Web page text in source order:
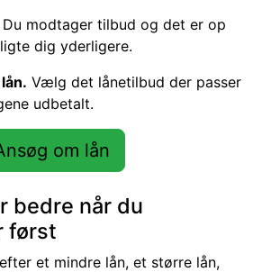
Du modtager tilbud og det er op
dig yderligere.
Vælg det lånetilbud der passer
udbetalt.
om lån
bedre når du
først
et mindre lån, et større lån,